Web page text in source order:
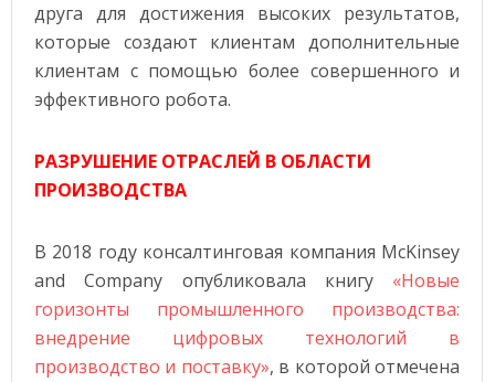
друга для достижения высоких результатов,
которые создают клиентам дополнительные
клиентам с помощью более совершенного и
эффективного робота.
РАЗРУШЕНИЕ ОТРАСЛЕЙ В ОБЛАСТИ
ПРОИЗВОДСТВА
В 2018 году консалтинговая компания McKinsey
and Company опубликовала книгу«Новые
горизонты промышленного производства:
внедрение цифровых технологий в
производство и поставку», в которой отмечена